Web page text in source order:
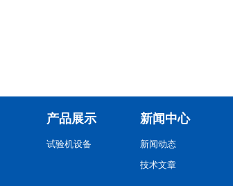
产品展示
试验机设备
新闻中心
新闻动态
技术文章